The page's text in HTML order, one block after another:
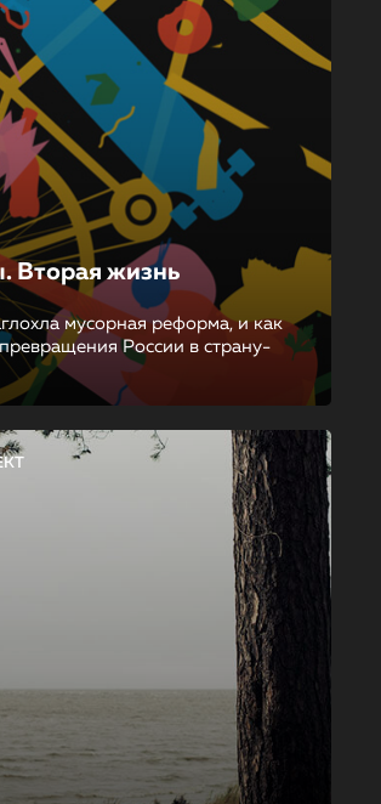
Вторая жизнь
мусорная реформа, и как
России в страну-